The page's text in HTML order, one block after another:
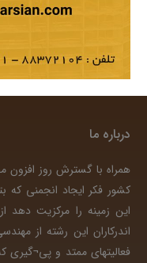
درباره ما
همراه با گسترش روز
کشور فکر ایجاد انجمنی که
این زمینه را مرکزیت
اندرکاران این رشته از
فعالیتهای ممتد و پی¬گیری